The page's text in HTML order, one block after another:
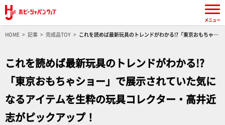
HOME 記事 完成品TOY
これを読めば最新玩具のトレンドがわかる!?「東京おもちゃシ
これを読めば最新玩具のトレンドがわかる!?
「東京おもちゃショー」で展示されていた気に
なるアイテムを生粋の玩具コレクター・高井近
志がピックアップ！
メニュー